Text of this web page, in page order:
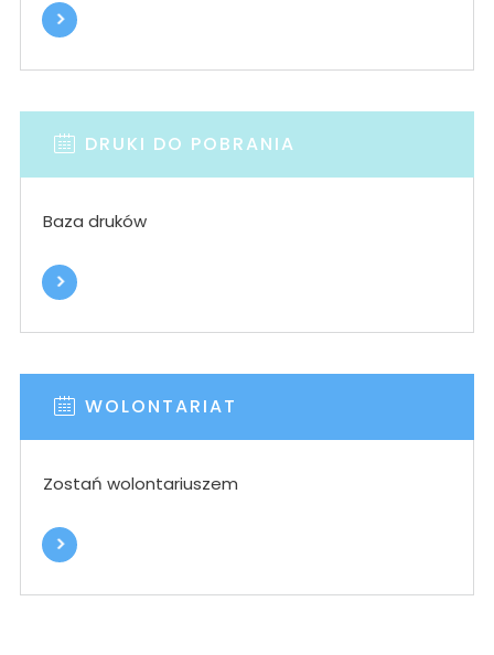
DRUKI DO POBRANIA
Baza druków
WOLONTARIAT
Zostań wolontariuszem